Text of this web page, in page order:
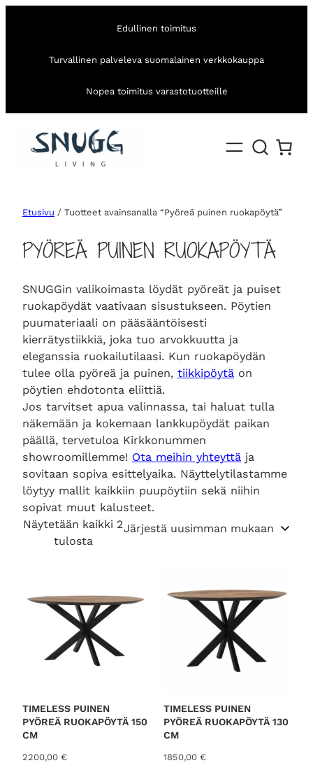
Edullinen toimitus
Turvallinen palveleva suomalainen verkkokauppa
Nopea toimitus varastotuotteille
Etusivu / Tuotteet avainsanalla “Pyöreä puinen ruokapöytä”
PYÖREÄ PUINEN RUOKAPÖYTÄ
SNUGGin valikoimasta löydät pyöreät ja puiset
ruokapöydät vaativaan sisustukseen. Pöytien
puumateriaali on pääsääntöisesti
kierrätystiikkiä, joka tuo arvokkuutta ja
eleganssia ruokailutilaasi. Kun ruokapöydän
tulee olla pyöreä ja puinen, tiikkipöytä on
pöytien ehdotonta eliittiä.
Jos tarvitset apua valinnassa, tai haluat tulla
näkemään ja kokemaan lankkupöydät paikan
päällä, tervetuloa Kirkkonummen
showroomillemme! Ota meihin yhteyttä ja
sovitaan sopiva esittelyaika. Näyttelytilastamme
löytyy mallit kaikkiin puupöytiin sekä niihin
sopivat muut kalusteet.
Näytetään kaikki 2
tulostaS
e
d
b
y
t
e
TIMELESS PUINEN
PYÖREÄ RUOKAPÖYTÄ 150
CM
2200,00 €
TIMELESS PUINEN
PYÖREÄ RUOKAPÖYTÄ 130
CM
1850,00 €